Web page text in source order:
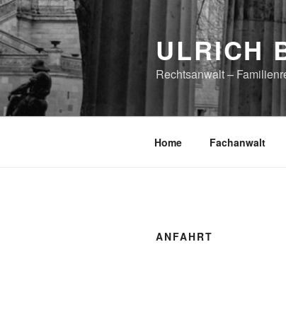
Zum
Inhalt
springen
ULRICH
Rechtsanwalt –
Home Fachanwalt
ANFAHRT